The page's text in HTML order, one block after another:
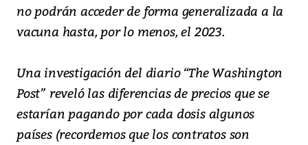
no podrán acceder de forma generalizada a la
vacuna hasta, por lo menos, el 2023.
Una investigación del diario “The Washington
Post” reveló las diferencias de precios que se
estarían pagando por cada dosis algunos
países (recordemos que los contratos son